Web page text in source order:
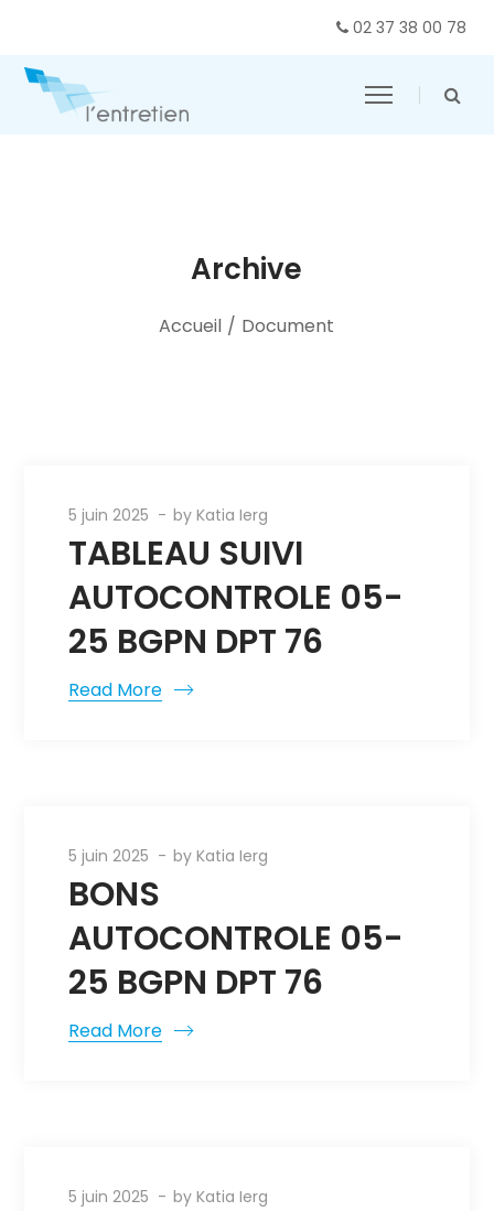
02 37 38 00 78
Archive
Accueil / Document
5 juin 2025 byKatia Ierg
TABLEAU SUIVI
AUTOCONTROLE 05-
25 BGPN DPT 76
Read More
5 juin 2025 byKatia Ierg
BONS
AUTOCONTROLE 05-
25 BGPN DPT 76
Read More
5 juin 2025 byKatia Ierg